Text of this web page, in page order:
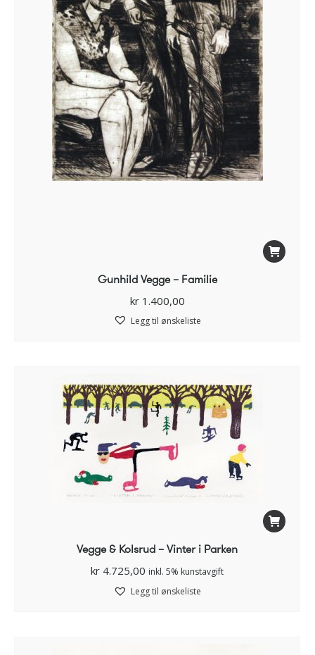
Gunhild Vegge – Familie
kr1.400,00
Legg til ønskeliste
Vegge & Kolsrud – Vinter i Parken
kr 4.725,00 inkl. 5% kunstavgift
Legg til ønskeliste